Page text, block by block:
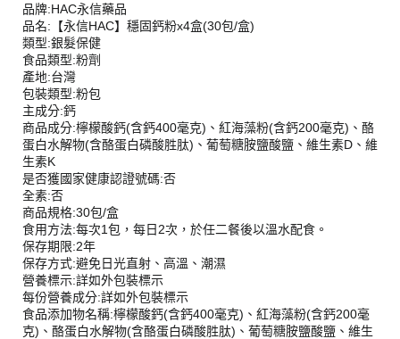
品牌:HAC永信藥品
品名:【永信HAC】穩固鈣粉x4盒(30包/盒)
類型:銀髮保健
食品類型:粉劑
產地:台灣
包裝類型:粉包
主成分:鈣
商品成分:檸檬酸鈣(含鈣400毫克)、紅海藻粉(含鈣200毫克)、酪
蛋白水解物(含酪蛋白磷酸胜肽)、葡萄糖胺鹽酸鹽、維生素D、維
生素K
是否獲國家健康認證號碼:否
全素:否
商品規格:30包/盒
食用方法:每次1包，每日2次，於任二餐後以溫水配食。
保存期限:2年
保存方式:避免日光直射、高溫、潮濕
營養標示:詳如外包裝標示
每份營養成分:詳如外包裝標示
食品添加物名稱:檸檬酸鈣(含鈣400毫克)、紅海藻粉(含鈣200毫
克)、酪蛋白水解物(含酪蛋白磷酸胜肽)、葡萄糖胺鹽酸鹽、維生